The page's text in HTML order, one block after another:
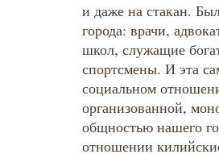
и даже на стакан.
города: врачи,
школ, служащие
спортсмены. И эта
социальном
организованной,
общностью нашего
отношении